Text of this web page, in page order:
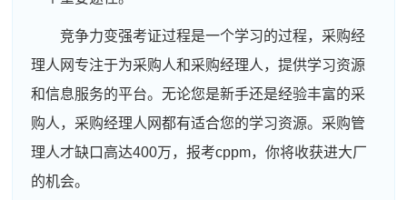
竞争力变强考证过程是一个学习的过程，采购经
理人网专注于为采购人和采购经理人，提供学习资源
和信息服务的平台。无论您是新手还是经验丰富的采
购人，采购经理人网都有适合您的学习资源。采购管
理人才缺口高达400万，报考cppm，你将收获进大厂
的机会。